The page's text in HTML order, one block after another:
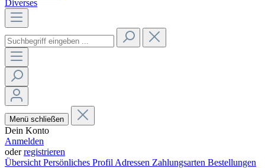
Diverses
Menü schließen
Dein Konto
Anmelden
oderregistrieren
Übersicht Persönliches Profil Adressen Zahlungsarten Bestellungen